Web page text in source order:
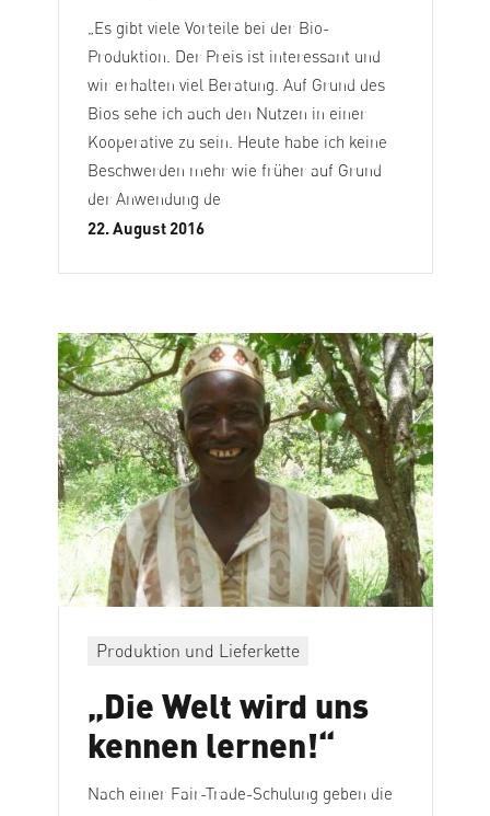
„Es gibt viele Vorteile bei der Bio-
Produktion. Der Preis ist interessant und
wir erhalten viel Beratung. Auf Grund des
Bios sehe ich auch den Nutzen in einer
Kooperative zu sein. Heute habe ich keine
Beschwerden mehr wie früher auf Grund
der Anwendung de
22. August 2016
Produktion und Lieferkette
„Die Welt wird uns
kennen lernen!“
Nach einer Fair-Trade-Schulung geben die